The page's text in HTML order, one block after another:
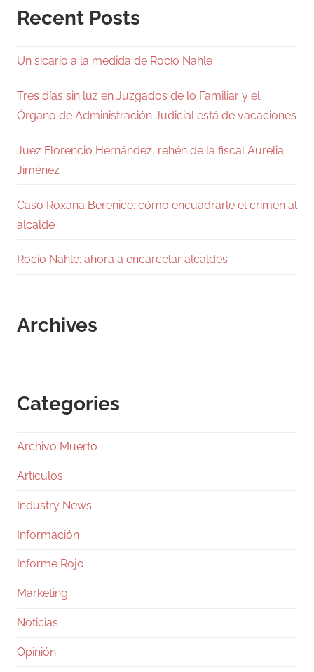
Recent Posts
Un sicario a la medida de Rocío Nahle
Tres días sin luz en Juzgados de lo Familiar y el
Órgano de Administración Judicial está de vacaciones
Juez Florencio Hernández, rehén de la fiscal Aurelia
Jiménez
Caso Roxana Berenice: cómo encuadrarle el crimen al
alcalde
Rocío Nahle: ahora a encarcelar alcaldes
Archives
Categories
Archivo Muerto
Artículos
Industry News
Información
Informe Rojo
Marketing
Noticias
Opinión